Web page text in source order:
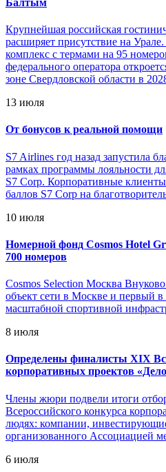
Крупнейшая российская
расширяет присутствие на
комплекс с термами на 95
федерального оператора
зоне Свердловской области в
13 июля
От бонусов к реальной помощи
S7 Airlines год назад запустила
рамках программы лояльности
S7 Corp. Корпоративные
баллов S7 Corp на
10 июля
Номерной фонд Cosmos Hotel
700 номеров
Cosmos Selection Москва
объект сети в Москве и первый
масштабной спортивной
8 июля
Определены финалисты XIX
корпоративных проектов
Члены жюри подвели итоги
Всероссийского конкурса
людях: компании,
организованного Ассоциацией
6 июля